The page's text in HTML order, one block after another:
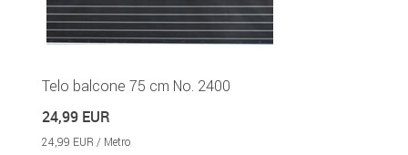
Telo balcone 75 cm No. 2400
24,99 EUR
24,99 EUR / Metro